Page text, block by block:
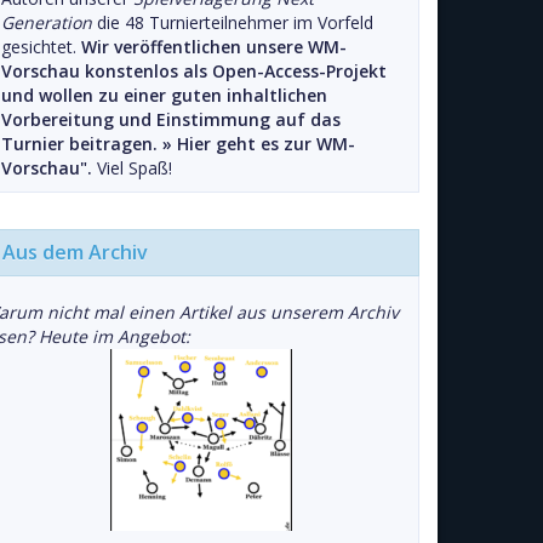
Generation die 48 Turnierteilnehmer im Vorfeld
gesichtet. Wir veröffentlichen unsere WM-
Vorschau konstenlos als Open-Access-Projekt
und wollen zu einer guten inhaltlichen
Vorbereitung und Einstimmung auf das
Turnier beitragen. » Hier geht es zur WM-
Vorschau". Viel Spaß!
Aus dem Archiv
nicht mal einen Artikel aus unserem Archiv
Heute im Angebot: